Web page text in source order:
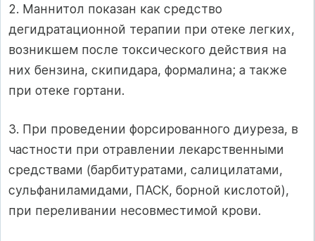
2. Маннитол показан как средство
дегидратационной терапии при отеке легких,
возникшем после токсического действия на
них бензина, скипидара, формалина; а также
при отеке гортани.
3. При проведении форсированного диуреза, в
частности при отравлении лекарственными
средствами (барбитуратами, салицилатами,
сульфаниламидами, ПАСК, борной кислотой),
при переливании несовместимой крови.